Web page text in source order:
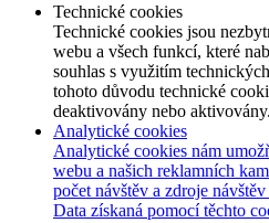
Technické cookies
Technické cookies jsou
webu a všech funkcí, které
souhlas s využitím
tohoto důvodu technické
deaktivovány nebo aktivovány.
Analytické cookies
Analytické cookies nám
webu a našich reklamních
počet návštěv a zdroje
Data získaná pomocí těchto